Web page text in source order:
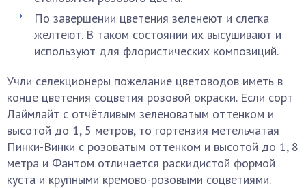
По завершении цветения зеленеют и слегка
желтеют. В таком состоянии их высушивают и
используют для флористических композиций.
Учли селекционеры пожелание цветоводов иметь в
конце цветения соцветия розовой окраски. Если сорт
Лаймлайт с отчётливым зеленоватым оттенком и
высотой до 1, 5 метров, то гортензия метельчатая
Пинки-Винки с розоватым оттенком и высотой до 1, 8
метра и Фантом отличается раскидистой формой
куста и крупными кремово-розовыми соцветиями.